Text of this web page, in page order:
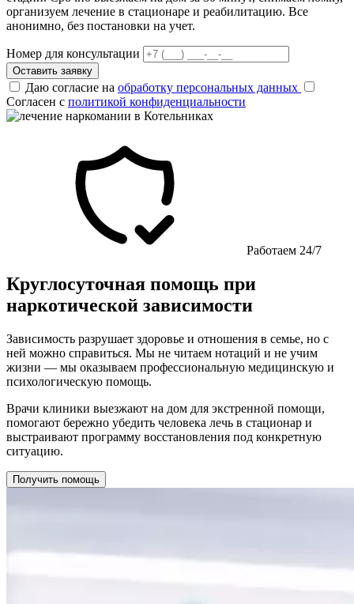
организуем лечение в стационаре и реабилитацию. Все
анонимно, без постановки на учет.
Номер для консультации
Оставить заявку
Даю согласие на обработку персональных данных
Согласен с политикой конфиденциальности
Работаем 24/7
Круглосуточная помощь при
наркотической зависимости
Зависимость разрушает здоровье и отношения в семье, но с
ней можно справиться. Мы не читаем нотаций и не учим
жизни — мы оказываем профессиональную медицинскую и
психологическую помощь.
Врачи клиники выезжают на дом для экстренной помощи,
помогают бережно убедить человека лечь в стационар и
выстраивают программу восстановления под конкретную
ситуацию.
Получить помощь